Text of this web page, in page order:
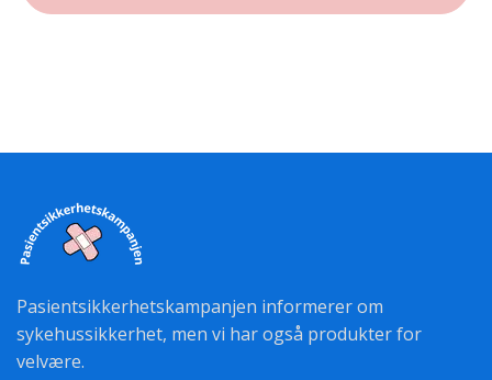
Pasientsikkerhetskampanjen informerer om
sykehussikkerhet, men vi har også produkter for
velvære.